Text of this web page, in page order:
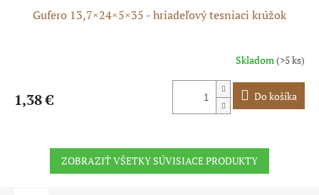
Gufero 13,7×24×5×35 - hriadeľový tesniaci krúžok
Skladom(>5 ks)
1,38 € Do košíka
ZOBRAZIŤ VŠETKY SÚVISIACE PRODUKTY